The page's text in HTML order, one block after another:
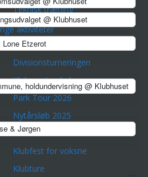
Teknisk træning
aktiviteter
Championpokalen
Divisionsturneringen
Klubmesterskaber
Park Tour 2026
Nytårsløb 2025
Dark Trail Horsens
Klubfest for voksne
Klubture
@ Klubhuset
Lone Etzerot
holdundervisning @ Klubhuset
& Jørgen